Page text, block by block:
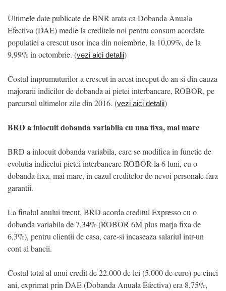
Ultimele date publicate de BNR arata ca Dobanda Anuala
Efectiva (DAE) medie la creditele noi pentru consum acordate
populatiei a crescut usor inca din noiembrie, la 10,09%, de la
9,99% in octombrie. (vezi aici detalii)
Costul imprumuturilor a crescut in acest inceput de an si din cauza
majorarii indicilor de dobanda ai pietei interbancare, ROBOR, pe
parcursul ultimelor zile din 2016. (vezi aici detalii)
BRD a inlocuit dobanda variabila cu una fixa, mai mare
BRD a inlocuit dobanda variabila, care se modifica in functie de
evolutia indicelui pietei interbancare ROBOR la 6 luni, cu o
dobanda fixa, mai mare, in cazul creditelor de nevoi personale fara
garantii.
La finalul anului trecut, BRD acorda creditul Expresso cu o
dobanda variabila de 7,34% (ROBOR 6M plus marja fixa de
6,3%), pentru clientii de casa, care-si incaseaza salariul intr-un
cont al bancii.
Costul total al unui credit de 22.000 de lei (5.000 de euro) pe cinci
ani, exprimat prin DAE (Dobanda Anuala Efectiva) era 8,75%,